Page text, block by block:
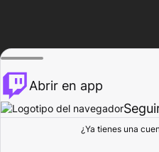
Explorar
Abrir en app
¿Ya tienes una